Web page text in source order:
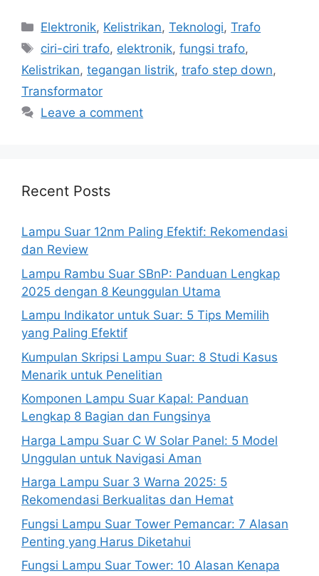
Categories
Elektronik, Kelistrikan,Teknologi,Trafo
Tags
ciri-ciri trafo, elektronik,fungsi trafo,
Kelistrikan, tegangan listrik, trafo step down,
Transformator
Leave a comment
Recent Posts
Lampu Suar 12nm Paling Efektif: Rekomendasi
dan Review
Lampu Rambu Suar SBnP: Panduan Lengkap
2025 dengan 8 Keunggulan Utama
Lampu Indikator untuk Suar: 5 Tips Memilih
yang Paling Efektif
Kumpulan Skripsi Lampu Suar: 8 Studi Kasus
Menarik untuk Penelitian
Komponen Lampu Suar Kapal: Panduan
Lengkap 8 Bagian dan Fungsinya
Harga Lampu Suar C W Solar Panel: 5 Model
Unggulan untuk Navigasi Aman
Harga Lampu Suar 3 Warna 2025: 5
Rekomendasi Berkualitas dan Hemat
Fungsi Lampu Suar Tower Pemancar: 7 Alasan
Penting yang Harus Diketahui
Fungsi Lampu Suar Tower: 10 Alasan Kenapa